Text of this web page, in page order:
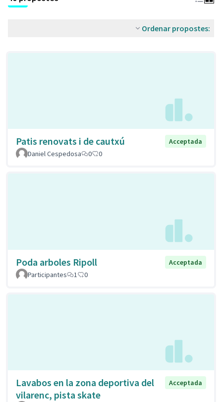
Ordenar propostes:
Patis renovats i de cautxú
Acceptada
Daniel Cespedosa
0 0
Poda arboles Ripoll
Acceptada
Participantes
1 0
Lavabos en la zona deportiva del
vilarenc, pista skate
Acceptada